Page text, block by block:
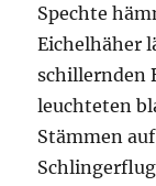
Spechte
Eichelhäher
schillernden
leuchteten
Stämmen